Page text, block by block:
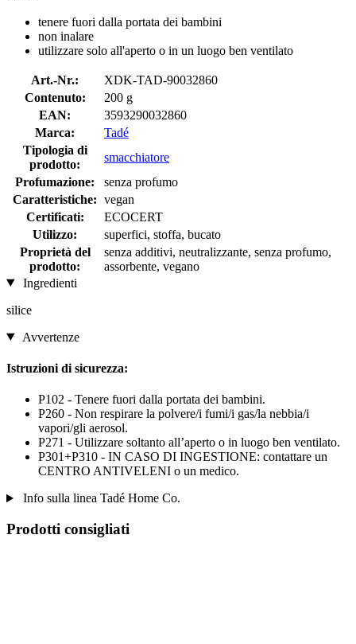
tenere fuori dalla portata dei bambini
non inalare
utilizzare solo all'aperto o in un luogo ben ventilato
Art.-Nr.:
XDK-TAD-90032860
Contenuto:
200 g
EAN:
3593290032860
Marca:
Tadé
Tipologia di
prodotto:
smacchiatore
Profumazione:
senza profumo
Caratteristiche: vegan
Certificati:
ECOCERT
Utilizzo:
superfici, stoffa, bucato
Proprietà del
prodotto:
senza additivi, neutralizzante, senza profumo,
assorbente, vegano
Ingredienti
silice
Avvertenze
Istruzioni di sicurezza:
P102 - Tenere fuori dalla portata dei bambini.
P260 - Non respirare la polvere/i fumi/i gas/la nebbia/i
vapori/gli aerosol.
P271 - Utilizzare soltanto all’aperto o in luogo ben ventilato.
P301+P310 - IN CASO DI INGESTIONE: contattare un
CENTRO ANTIVELENI o un medico.
Info sulla linea Tadé Home Co.
Prodotti consigliati